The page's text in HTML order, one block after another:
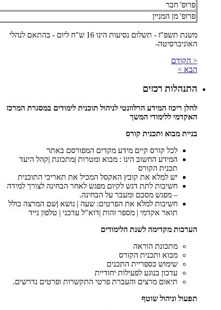
פרופ' חבר
פרופ' מן המניין
משנת תשפ"ז - תשלום נסיעות הינו 16 ש"ח ליום - בהתאם לנהלי
האוניברסיטה-
< הקודם
הבא >
התנהלות רכזים
להלן ריכוז המידע הרלוונטי לניהול תוכנית לימודים במסגרת המרכז
האקדמי ללימודי המשך
בניית מבוא ותכנית קורס
לכל קורס קיים מידע מקדים המפורסם באתר
המידע החשוב הינו : מבוא ומטרות |מתכונת |קהל היעד
תכנית הקורס
יש למלא את קובץ האקסל המכיל את תאריכי התוכנית
חשיבות לתת דגש לקיום מפגש לאחר הבחינה לצורך למידה
– מפגש מסכם ומעבר על הבחינה.
חשיבות למלא את הפרטים: שעה | נושא |שם המרצה כולל
תואר אקדמי | מספר זהות |דוא"ל עדכני | טלפון נייד
הערכות מקדימה לשנת הלימודים
מתכונת הוראה
מבוא ותכנית הקורס
שימוש בספריית התכנים
עדכון בנוגע לפעילות יחודיית
תיאום מרצים והעברת פרטי התקשרות ופרטים נדרשים.
תפעול וניהול שוטף